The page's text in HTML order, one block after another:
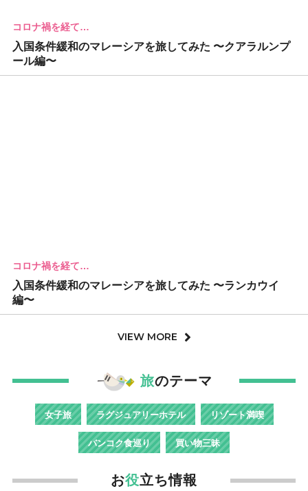
コロナ禍を経て…
入国条件緩和のマレーシアを旅してみた 〜クアラルンプ
ール編〜
コロナ禍を経て…
入国条件緩和のマレーシアを旅してみた 〜ランカウイ
編〜
VIEW MORE
旅のテーマ
女子旅 ラグジュアリーホテル リゾート満喫
バンコク食巡り 買い物三昧
お役立ち情報